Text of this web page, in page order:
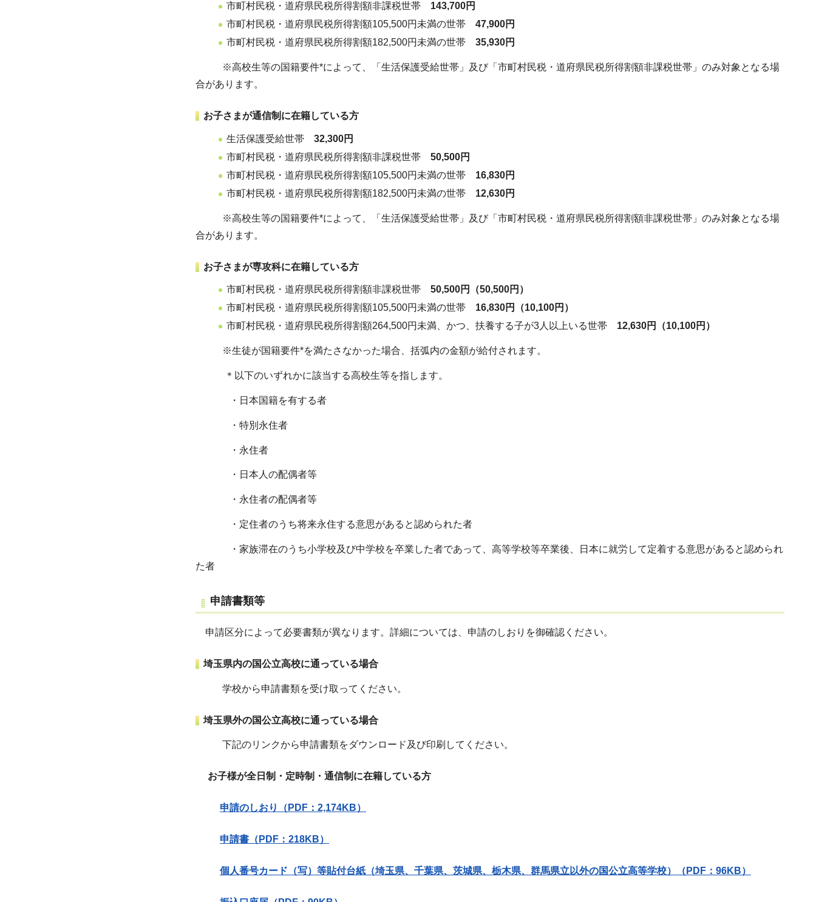
市町村民税・道府県民税所得割額非課税世帯 143,700円
市町村民税・道府県民税所得割額105,500円未満の世帯47,900円
市町村民税・道府県民税所得割額182,500円未満の世帯35,930円
※高校生等の国籍要件*によって、「生活保護受給世帯」及び「市町村民税・道府県民税所得割額非課税世帯」のみ対象となる場
合があります。
お子さまが通信制に在籍している方
生活保護受給世帯32,300円
市町村民税・道府県民税所得割額非課税世帯50,500円
市町村民税・道府県民税所得割額105,500円未満の世帯 16,830円
市町村民税・道府県民税所得割額182,500円未満の世帯 12,630円
※高校生等の国籍要件*によって、「生活保護受給世帯」及び「市町村民税・道府県民税所得割額非課税世帯」のみ対象となる場
合があります。
お子さまが専攻科に在籍している方
市町村民税・道府県民税所得割額非課税世帯50,500円（50,500円）
市町村民税・道府県民税所得割額105,500円未満の世帯 16,830円（10,100円）
市町村民税・道府県民税所得割額264,500円未満、かつ、扶養する子が3人以上いる世帯 12,630円（10,100円）
※生徒が国籍要件*を満たさなかった場合、括弧内の金額が給付されます。
＊以下のいずれかに該当する高校生等を指します。
・日本国籍を有する者
・特別永住者
・永住者
・日本人の配偶者等
・永住者の配偶者等
・定住者のうち将来永住する意思があると認められた者
・家族滞在のうち小学校及び中学校を卒業した者であって、高等学校等卒業後、日本に就労して定着する意思があると認められ
た者
申請書類等
申請区分によって必要書類が異なります。詳細については、申請のしおりを御確認ください。
埼玉県内の国公立高校に通っている場合
学校から申請書類を受け取ってください。
埼玉県外の国公立高校に通っている場合
下記のリンクから申請書類をダウンロード及び印刷してください。
お子様が全日制・定時制・通信制に在籍している方
申請のしおり（PDF：2,174KB）
申請書（PDF：218KB）
個人番号カード（写）等貼付台紙（埼玉県、千葉県、茨城県、栃木県、群馬県立以外の国公立高等学校）（PDF：96KB）